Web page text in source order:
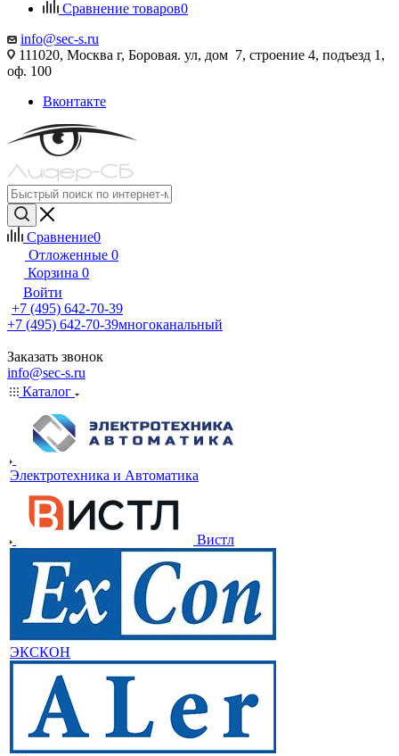
Сравнение товаров0
info@sec-s.ru
111020, Москва г, Боровая. ул, дом 7, строение 4, подъезд 1,
оф. 100
Вконтакте
Сравнение0
Отложенные 0
Корзина 0
Войти
+7 (495) 642-70-39
+7 (495) 642-70-39многоканальный
Заказать звонок
info@sec-s.ru
Каталог
Электротехника и Автоматика
Вистл
ЭКСКОН